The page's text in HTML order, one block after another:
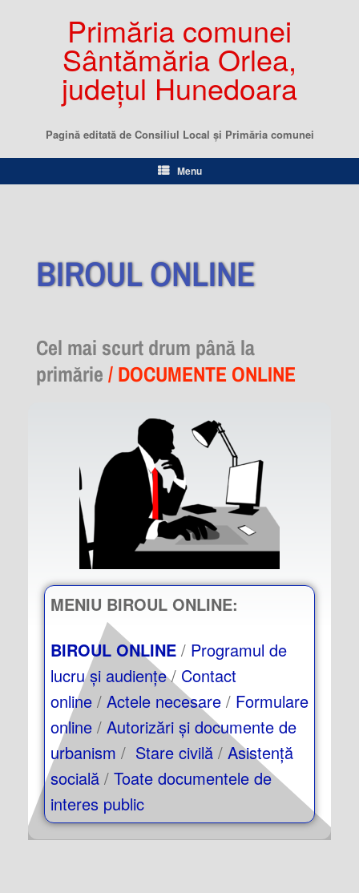
Primăria comunei
Sântămăria Orlea,
județul Hunedoara
Pagină editată de Consiliul Local şi Primăria comunei
Menu
BIROUL ONLINE
Cel mai scurt drum până la
primărie / DOCUMENTE ONLINE
MENIU BIROUL ONLINE:
BIROUL ONLINE / Programul de
lucru și audiențe/ Contact
online / Actele necesare / Formulare
online / Autorizări și documente de
urbanism / Stare civilă / Asistență
socială / Toate documentele de
interes public